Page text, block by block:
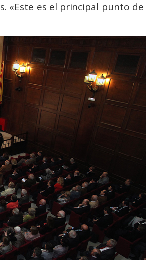
«Este es el principal punto